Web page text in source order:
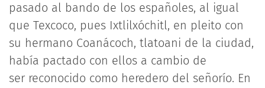
pasado al bando de los españoles, al igual
que Texcoco, pues Ixtlilxóchitl, en pleito con
su hermano Coanácoch, tlatoani de la ciudad,
había pactado con ellos a cambio de
ser reconocido como heredero del señorío. En